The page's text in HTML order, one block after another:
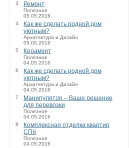
3
Ремонт
Полезное
05.05.2016
4
Как же сделать родной дом
уютным?
Архитектура и Дизайн
05.05.2016
5
Керамзит
Полезное
04.05.2016
6
Как же сделать родной дом
уютным?
Архитектура и Дизайн
04.05.2016
7
Манипулятор – Ваше решение
для перевозки
Полезное
04.05.2016
8
Комплексная отделка квартир
СПб
Полезное
04.05.2016